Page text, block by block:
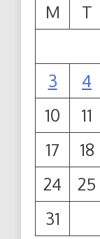
M
T
3
4
10
11
17
18
24
25
31